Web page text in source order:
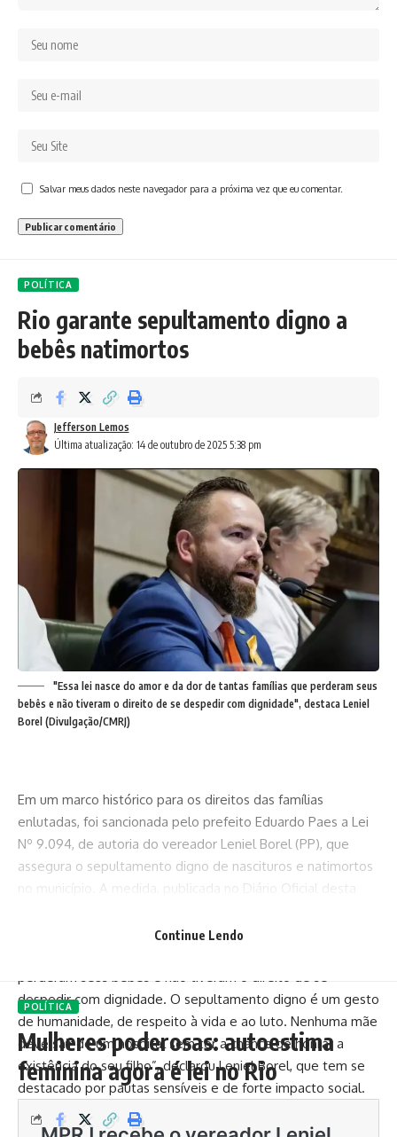
Salvar meus dados neste navegador para a próxima vez que eu comentar.
POLÍTICA
Rio garante sepultamento digno a
bebês natimortos
Última atualização: 14 de outubro de 2025 5:38 pm
Jefferson Lemos
"Essa lei nasce do amor e da dor de tantas famílias que perderam seus
bebês e não tiveram o direito de se despedir com dignidade", destaca Leniel
Borel (Divulgação/CMRJ)
Em um marco histórico para os direitos das famílias
enlutadas, foi sancionada pelo prefeito Eduardo Paes a Lei
Nº 9.094, de autoria do vereador Leniel Borel (PP), que
assegura o sepultamento digno de nascituros e natimortos
no município. A medida, publicada no Diário Oficial desta
o respeito à vida desde sua concepção.
despedir com dignidade. O sepultamento digno é um gesto
de humanidade, de respeito à vida e ao luto. Nenhuma mãe
deve sair de um hospital sem ter a chance de honrar a
existência do seu filho”, declarou Leniel Borel, que tem se
destacado por pautas sensíveis e de forte impacto social.
Continue Lendo
POLÍTICA
Mulheres poderosas: autoestima
feminina agora é lei no Rio